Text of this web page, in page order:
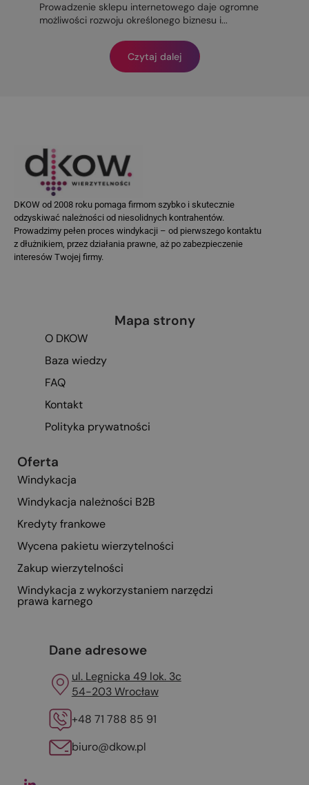
Prowadzenie sklepu internetowego daje ogromne
możliwości rozwoju określonego biznesu i...
Czytaj dalej
DKOW od 2008 roku pomaga firmom szybko i skutecznie
odzyskiwać należności od niesolidnych kontrahentów.
Prowadzimy pełen proces windykacji – od pierwszego kontaktu
z dłużnikiem, przez działania prawne, aż po zabezpieczenie
interesów Twojej firmy.
Mapa strony
O DKOW
Baza wiedzy
FAQ
Kontakt
Polityka prywatności
Oferta
Windykacja
Windykacja należności B2B
Kredyty frankowe
Wycena pakietu wierzytelności
Zakup wierzytelności
Windykacja z wykorzystaniem narzędzi
prawa karnego
Dane adresowe
ul. Legnicka 49 lok. 3c
54-203 Wrocław
+48 71 788 85 91
biuro@dkow.pl